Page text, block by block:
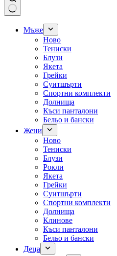
Мъже
Ново
Тениски
Блузи
Якета
Грейки
Суитшърти
Спортни комплекти
Долнища
Къси панталони
Бельо и бански
Жени
Ново
Тениски
Блузи
Рокли
Якета
Грейки
Суитшърти
Спортни комплекти
Долнища
Клинове
Къси панталони
Бельо и бански
Деца